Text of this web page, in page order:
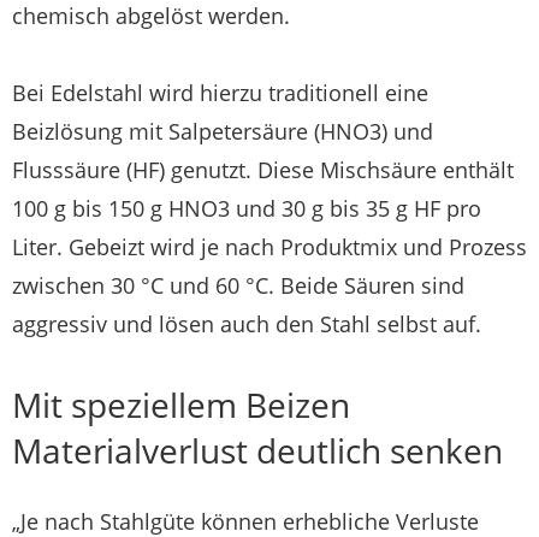
chemisch abgelöst werden.
Bei Edelstahl wird hierzu traditionell eine
Beizlösung mit Salpetersäure (HNO3) und
Flusssäure (HF) genutzt. Diese Mischsäure enthält
100 g bis 150 g HNO3 und 30 g bis 35 g HF pro
Liter. Gebeizt wird je nach Produktmix und Prozess
zwischen 30 °C und 60 °C. Beide Säuren sind
aggressiv und lösen auch den Stahl selbst auf.
Mit speziellem Beizen
Materialverlust deutlich senken
„Je nach Stahlgüte können erhebliche Verluste